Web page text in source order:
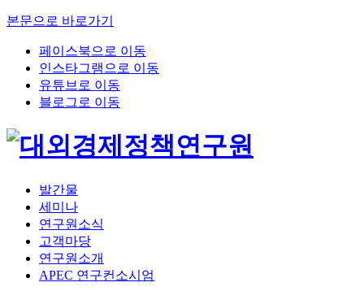
본문으로 바로가기
페이스북으로 이동
인스타그램으로 이동
유튜브로 이동
블로그로 이동
발간물
세미나
연구원소식
고객마당
연구원소개
APEC 연구컨소시엄